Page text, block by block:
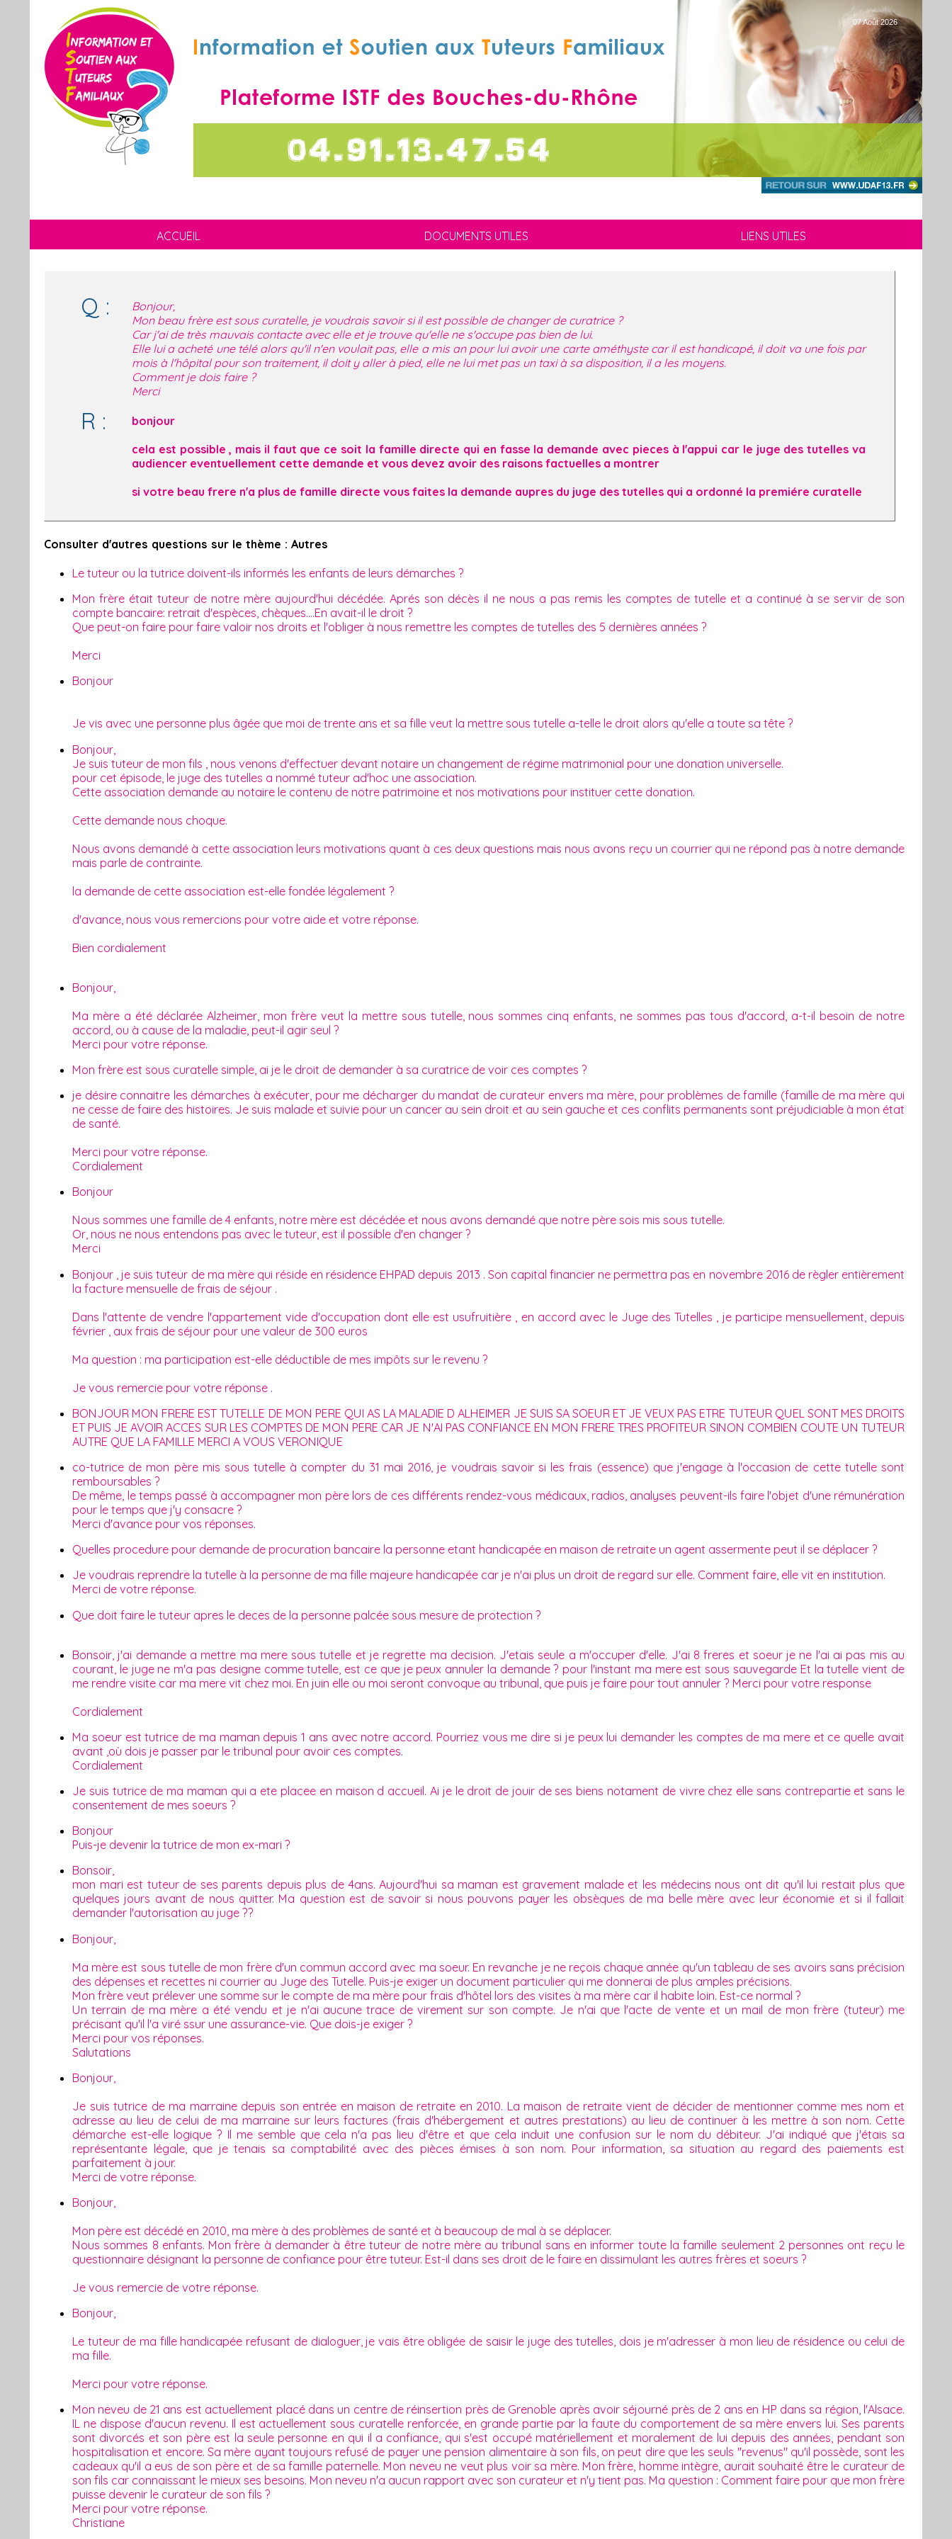
07 Août 2026
ACCUEIL DOCUMENTS UTILES LIENS UTILES
Q :
Bonjour,
Mon beau frère est sous curatelle, je voudrais savoir si il est possible de changer de curatrice ?
Car j'ai de très mauvais contacte avec elle et je trouve qu'elle ne s'occupe pas bien de lui.
Elle lui a acheté une télé alors qu'il n'en voulait pas, elle a mis an pour lui avoir une carte améthyste car il est handicapé, il doit va une fois par
mois à l'hôpital pour son traitement, il doit y aller à pied, elle ne lui met pas un taxi à sa disposition, il a les moyens.
Comment je dois faire ?
Merci
R :
bonjour
cela est possible , mais il faut que ce soit la famille directe qui en fasse la demande avec pieces à l'appui car le juge des tutelles va
audiencer eventuellement cette demande et vous devez avoir des raisons factuelles a montrer
si votre beau frere n'a plus de famille directe vous faites la demande aupres du juge des tutelles qui a ordonné la premiére curatelle
Consulter d'autres questions sur le thème : Autres
Le tuteur ou la tutrice doivent-ils informés les enfants de leurs démarches ?
Mon frère était tuteur de notre mère aujourd'hui décédée. Aprés son décès il ne nous a pas remis les comptes de tutelle et a continué à se servir de son
compte bancaire: retrait d'espèces, chèques....En avait-il le droit ?
Que peut-on faire pour faire valoir nos droits et l'obliger à nous remettre les comptes de tutelles des 5 dernières années ?
Merci
Bonjour
Je vis avec une personne plus âgée que moi de trente ans et sa fille veut la mettre sous tutelle a-telle le droit alors qu'elle a toute sa tête ?
Bonjour,
Je suis tuteur de mon fils , nous venons d'effectuer devant notaire un changement de régime matrimonial pour une donation universelle.
pour cet épisode, le juge des tutelles a nommé tuteur ad'hoc une association.
Cette association demande au notaire le contenu de notre patrimoine et nos motivations pour instituer cette donation.
Cette demande nous choque.
Nous avons demandé à cette association leurs motivations quant à ces deux questions mais nous avons reçu un courrier qui ne répond pas à notre demande
mais parle de contrainte.
la demande de cette association est-elle fondée légalement ?
d'avance, nous vous remercions pour votre aide et votre réponse.
Bien cordialement
Bonjour,
Ma mère a été déclarée Alzheimer, mon frère veut la mettre sous tutelle, nous sommes cinq enfants, ne sommes pas tous d'accord, a-t-il besoin de notre
accord, ou à cause de la maladie, peut-il agir seul ?
Merci pour votre réponse.
Mon frère est sous curatelle simple, ai je le droit de demander à sa curatrice de voir ces comptes ?
je désire connaitre les démarches à exécuter, pour me décharger du mandat de curateur envers ma mère, pour problèmes de famille (famille de ma mère qui
ne cesse de faire des histoires. Je suis malade et suivie pour un cancer au sein droit et au sein gauche et ces conflits permanents sont préjudiciable à mon état
de santé.
Merci pour votre réponse.
Cordialement
Bonjour
Nous sommes une famille de 4 enfants, notre mère est décédée et nous avons demandé que notre père sois mis sous tutelle.
Or, nous ne nous entendons pas avec le tuteur, est il possible d'en changer ?
Merci
Bonjour , je suis tuteur de ma mère qui réside en résidence EHPAD depuis 2013 . Son capital financier ne permettra pas en novembre 2016 de règler entièrement
la facture mensuelle de frais de séjour .
Dans l'attente de vendre l'appartement vide d'occupation dont elle est usufruitière , en accord avec le Juge des Tutelles , je participe mensuellement, depuis
février , aux frais de séjour pour une valeur de 300 euros
Ma question : ma participation est-elle déductible de mes impôts sur le revenu ?
Je vous remercie pour votre réponse .
BONJOUR MON FRERE EST TUTELLE DE MON PERE QUI AS LA MALADIE D ALHEIMER JE SUIS SA SOEUR ET JE VEUX PAS ETRE TUTEUR QUEL SONT MES DROITS
ET PUIS JE AVOIR ACCES SUR LES COMPTES DE MON PERE CAR JE N'AI PAS CONFIANCE EN MON FRERE TRES PROFITEUR SINON COMBIEN COUTE UN TUTEUR
AUTRE QUE LA FAMILLE MERCI A VOUS VERONIQUE
co-tutrice de mon père mis sous tutelle à compter du 31 mai 2016, je voudrais savoir si les frais (essence) que j'engage à l'occasion de cette tutelle sont
remboursables ?
De même, le temps passé à accompagner mon père lors de ces différents rendez-vous médicaux, radios, analyses peuvent-ils faire l'objet d'une rémunération
pour le temps que j'y consacre ?
Merci d'avance pour vos réponses.
Quelles procedure pour demande de procuration bancaire la personne etant handicapée en maison de retraite un agent assermente peut il se déplacer ?
Je voudrais reprendre la tutelle à la personne de ma fille majeure handicapée car je n'ai plus un droit de regard sur elle. Comment faire, elle vit en institution.
Merci de votre réponse.
Que doit faire le tuteur apres le deces de la personne palcée sous mesure de protection ?
Bonsoir, j'ai demande a mettre ma mere sous tutelle et je regrette ma decision. J'etais seule a m'occuper d'elle. J'ai 8 freres et soeur je ne l'ai ai pas mis au
courant, le juge ne m'a pas designe comme tutelle, est ce que je peux annuler la demande ? pour l'instant ma mere est sous sauvegarde Et la tutelle vient de
me rendre visite car ma mere vit chez moi. En juin elle ou moi seront convoque au tribunal, que puis je faire pour tout annuler ? Merci pour votre response
Cordialement
Ma soeur est tutrice de ma maman depuis 1 ans avec notre accord. Pourriez vous me dire si je peux lui demander les comptes de ma mere et ce quelle avait
avant ,où dois je passer par le tribunal pour avoir ces comptes.
Cordialement
Je suis tutrice de ma maman qui a ete placee en maison d accueil. Ai je le droit de jouir de ses biens notament de vivre chez elle sans contrepartie et sans le
consentement de mes soeurs ?
Bonjour
Puis-je devenir la tutrice de mon ex-mari ?
Bonsoir,
mon mari est tuteur de ses parents depuis plus de 4ans. Aujourd'hui sa maman est gravement malade et les médecins nous ont dit qu'il lui restait plus que
quelques jours avant de nous quitter. Ma question est de savoir si nous pouvons payer les obsèques de ma belle mère avec leur économie et si il fallait
demander l'autorisation au juge ??
Bonjour,
Ma mère est sous tutelle de mon frère d'un commun accord avec ma soeur. En revanche je ne reçois chaque année qu'un tableau de ses avoirs sans précision
des dépenses et recettes ni courrier au Juge des Tutelle. Puis-je exiger un document particulier qui me donnerai de plus amples précisions.
Mon frère veut prélever une somme sur le compte de ma mère pour frais d'hôtel lors des visites à ma mère car il habite loin. Est-ce normal ?
Un terrain de ma mère a été vendu et je n'ai aucune trace de virement sur son compte. Je n'ai que l'acte de vente et un mail de mon frère (tuteur) me
précisant qu'il l'a viré ssur une assurance-vie. Que dois-je exiger ?
Merci pour vos réponses.
Salutations
Bonjour,
Je suis tutrice de ma marraine depuis son entrée en maison de retraite en 2010. La maison de retraite vient de décider de mentionner comme mes nom et
adresse au lieu de celui de ma marraine sur leurs factures (frais d'hébergement et autres prestations) au lieu de continuer à les mettre à son nom. Cette
démarche est-elle logique ? Il me semble que cela n'a pas lieu d'être et que cela induit une confusion sur le nom du débiteur. J'ai indiqué que j'étais sa
représentante légale, que je tenais sa comptabilité avec des pièces émises à son nom. Pour information, sa situation au regard des paiements est
parfaitement à jour.
Merci de votre réponse.
Bonjour,
Mon père est décédé en 2010, ma mère à des problèmes de santé et à beaucoup de mal à se déplacer.
Nous sommes 8 enfants. Mon frère à demander à être tuteur de notre mère au tribunal sans en informer toute la famille seulement 2 personnes ont reçu le
questionnaire désignant la personne de confiance pour être tuteur. Est-il dans ses droit de le faire en dissimulant les autres frères et soeurs ?
Je vous remercie de votre réponse.
Bonjour,
Le tuteur de ma fille handicapée refusant de dialoguer, je vais être obligée de saisir le juge des tutelles, dois je m'adresser à mon lieu de résidence ou celui de
ma fille.
Merci pour votre réponse.
Mon neveu de 21 ans est actuellement placé dans un centre de réinsertion près de Grenoble après avoir séjourné près de 2 ans en HP dans sa région, l'Alsace.
IL ne dispose d'aucun revenu. Il est actuellement sous curatelle renforcée, en grande partie par la faute du comportement de sa mère envers lui. Ses parents
sont divorcés et son père est la seule personne en qui il a confiance, qui s'est occupé matériellement et moralement de lui depuis des années, pendant son
hospitalisation et encore. Sa mère ayant toujours refusé de payer une pension alimentaire à son fils, on peut dire que les seuls "revenus" qu'il possède, sont les
cadeaux qu'il a eus de son père et de sa famille paternelle. Mon neveu ne veut plus voir sa mère. Mon frère, homme intègre, aurait souhaité être le curateur de
son fils car connaissant le mieux ses besoins. Mon neveu n'a aucun rapport avec son curateur et n'y tient pas. Ma question : Comment faire pour que mon frère
puisse devenir le curateur de son fils ?
Merci pour votre réponse.
Christiane